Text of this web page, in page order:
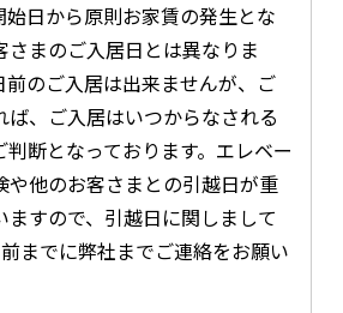
始日から原則お家賃の発生とな
さまのご入居日とは異なりま
前のご入居は出来ませんが、ご
ば、ご入居はいつからなされる
断となっております。エレベー
や他のお客さまとの引越日が重
ますので、引越日に関しまして
までに弊社までご連絡をお願い